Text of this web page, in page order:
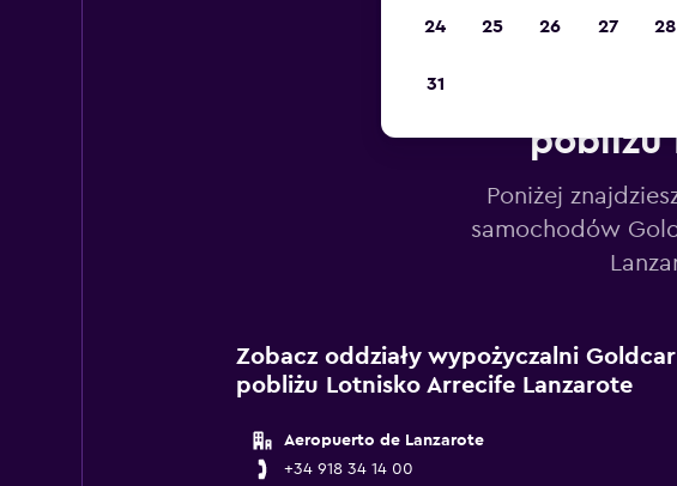
pobliżu
Poniżej
samochodów
Zobacz oddziały wypożyczalni
pobliżu Lotnisko Arrecife Lanzarote
Aeropuerto de Lanzarote
+34 918 34 14 00
24 25 26 27 28
31